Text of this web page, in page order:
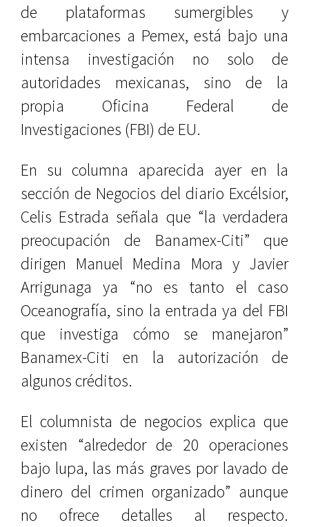
de plataformas sumergibles y
embarcaciones a Pemex, está bajo una
intensa investigación no solo de
autoridades mexicanas, sino de la
propia Oficina Federal de
Investigaciones (FBI) de EU.
En su columna aparecida ayer en la
sección de Negocios del diario Excélsior,
Celis Estrada señala que “la verdadera
preocupación de Banamex-Citi” que
dirigen Manuel Medina Mora y Javier
Arrigunaga ya “no es tanto el caso
Oceanografía, sino la entrada ya del FBI
que investiga cómo se manejaron”
Banamex-Citi en la autorización de
algunos créditos.
El columnista de negocios explica que
existen “alrededor de 20 operaciones
bajo lupa, las más graves por lavado de
dinero del crimen organizado” aunque
no ofrece detalles al respecto.